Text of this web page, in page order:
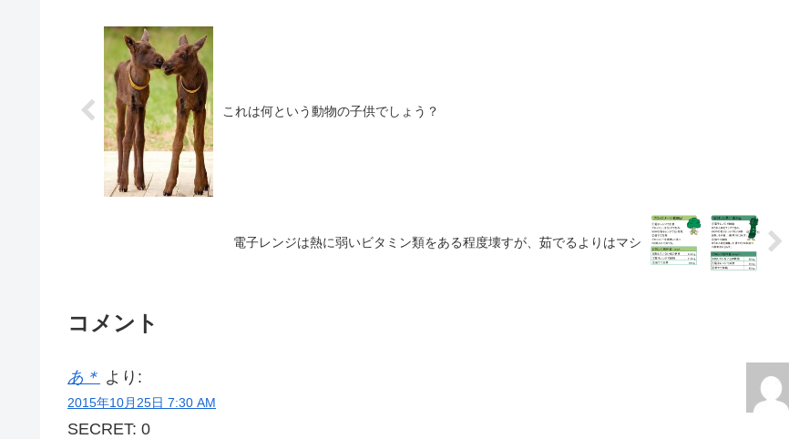
これは何という動物の子供でしょう？
電子レンジは熱に弱いビタミン類をある程度壊すが、茹でるよりはマシ
コメント
あ＊ より:
2015年10月25日 7:30 AM
SECRET: 0